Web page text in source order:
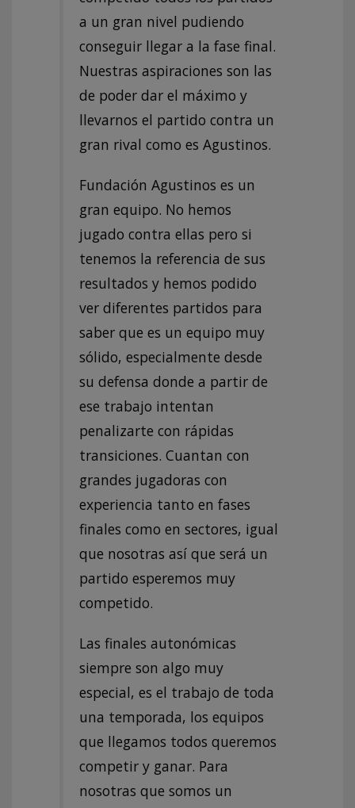
a un gran nivel pudiendo
conseguir llegar a la fase final.
Nuestras aspiraciones son las
de poder dar el máximo y
llevarnos el partido contra un
gran rival como es Agustinos.
Fundación Agustinos es un
gran equipo. No hemos
jugado contra ellas pero si
tenemos la referencia de sus
resultados y hemos podido
ver diferentes partidos para
saber que es un equipo muy
sólido, especialmente desde
su defensa donde a partir de
ese trabajo intentan
penalizarte con rápidas
transiciones. Cuantan con
grandes jugadoras con
experiencia tanto en fases
finales como en sectores, igual
que nosotras así que será un
partido esperemos muy
competido.
Las finales autonómicas
siempre son algo muy
especial, es el trabajo de toda
una temporada, los equipos
que llegamos todos queremos
competir y ganar. Para
nosotras que somos un